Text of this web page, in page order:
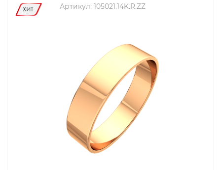
Артикул: 105021.14K.R.ZZ